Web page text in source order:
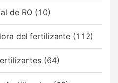
de RO (10)
del fertilizante (112)
(64)